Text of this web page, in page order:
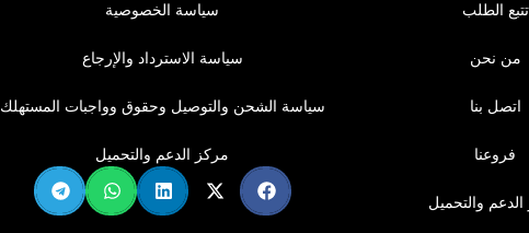
تتبع الطلب
من نحن
اتصل بنا
فروعنا
والتحميل
سياسة الخصوصية
سياسة الاسترداد والإرجاع
سياسة الشحن والتوصيل وحقوق وواجبات المستهلك
مركز الدعم والتحميل